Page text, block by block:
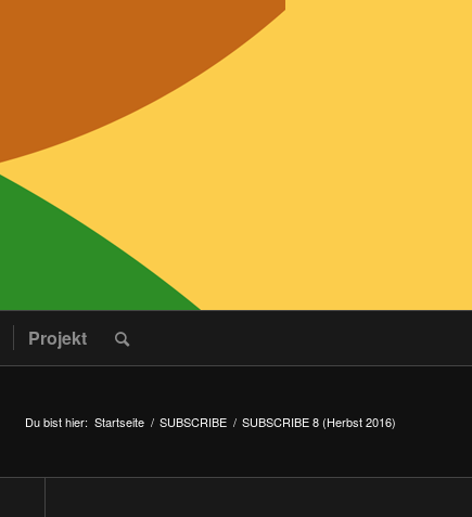
Projekt
Du bist hier: Startseite / SUBSCRIBE / SUBSCRIBE 8 (Herbst 2016)